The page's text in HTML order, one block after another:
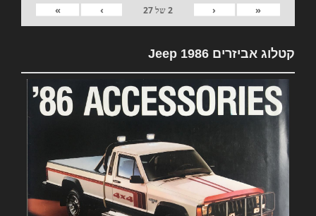
«
‹
2של27
›
»
קטלוג אביזרים Jeep 1986